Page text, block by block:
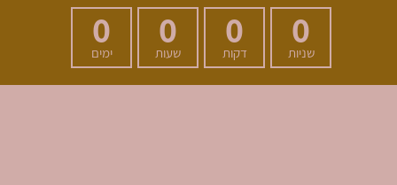
0
שניות
0
דקות
0
שעות
0
ימים